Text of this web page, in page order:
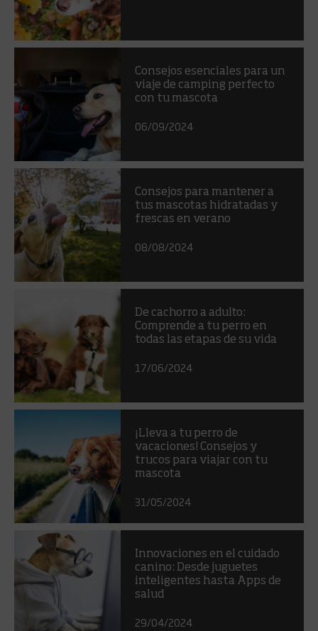
Consejos esenciales para un
viaje de camping perfecto
con tu mascota
06/09/2024
Consejos para mantener a
tus mascotas hidratadas y
frescas en verano
08/08/2024
De cachorro a adulto:
Comprende a tu perro en
todas las etapas de su vida
17/06/2024
¡Lleva a tu perro de
vacaciones! Consejos y
trucos para viajar con tu
mascota
31/05/2024
Innovaciones en el cuidado
canino: Desde juguetes
inteligentes hasta Apps de
salud
29/04/2024